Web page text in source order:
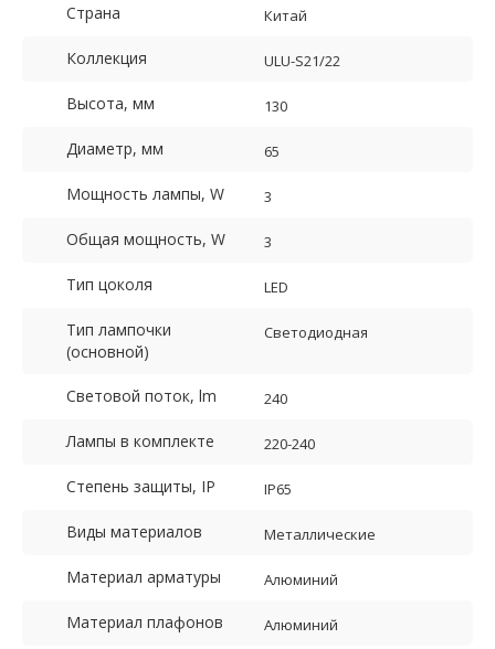
Страна Китай
Коллекция ULU-S21/22
Высота, мм 130
Диаметр, мм 65
Мощность лампы, W 3
Общая мощность, W 3
Тип цоколя LED
Тип лампочки
(основной)
Светодиодная
Световой поток, lm 240
Лампы в комплекте 220-240
Степень защиты, IP IP65
Виды материалов Металлические
Материал арматуры Алюминий
Материал плафонов Алюминий